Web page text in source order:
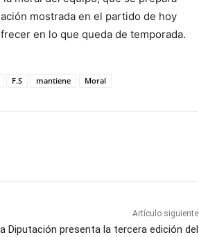
mostrada en el partido de hoy
en lo que queda de temporada.
F.S mantiene Moral
Artículo siguiente
Diputación presenta la tercera edición del